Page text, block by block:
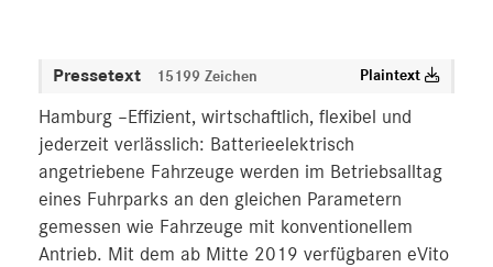
Pressetext 15199 Zeichen Plaintext
Hamburg –Effizient, wirtschaftlich, flexibel und
jederzeit verlässlich: Batterieelektrisch
angetriebene Fahrzeuge werden im Betriebsalltag
eines Fuhrparks an den gleichen Parametern
gemessen wie Fahrzeuge mit konventionellem
Antrieb. Mit dem ab Mitte 2019 verfügbaren eVito